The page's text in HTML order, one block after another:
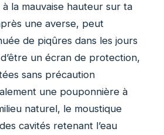
la mauvaise hauteur sur ta
une averse, peut
de piqûres dans les jours
un écran de protection,
sans précaution
une pouponnière à
naturel, le moustique
cavités retenant l’eau